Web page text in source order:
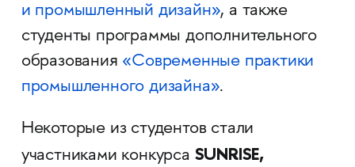
и промышленный дизайн», а также
студенты программы дополнительного
образования «Современные практики
промышленного дизайна».
Некоторые из студентов стали
участниками конкурса SUNRISE,